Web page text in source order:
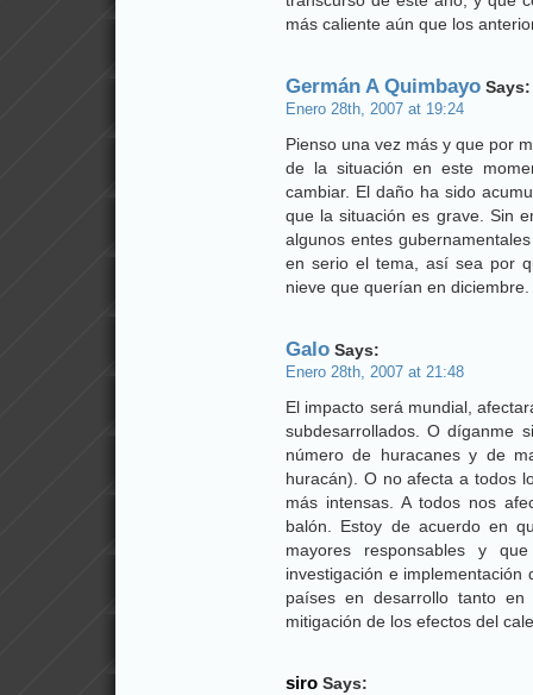
más caliente aún que los
Germán A Quimbayo Says:
Enero 28th, 2007 at 19:24
Pienso una vez más y que por
de la situación en este
cambiar. El daño ha sido
que la situación es grave. Sin
algunos entes
en serio el tema, así sea por
nieve que querían en
Galo Says:
Enero 28th, 2007 at 21:48
El impacto será mundial,
subdesarrollados. O díganme
número de huracanes y de
huracán). O no afecta a todos
más intensas. A todos nos
balón. Estoy de acuerdo en
mayores responsables y
investigación e
países en desarrollo tanto
mitigación de los efectos del
siro Says: